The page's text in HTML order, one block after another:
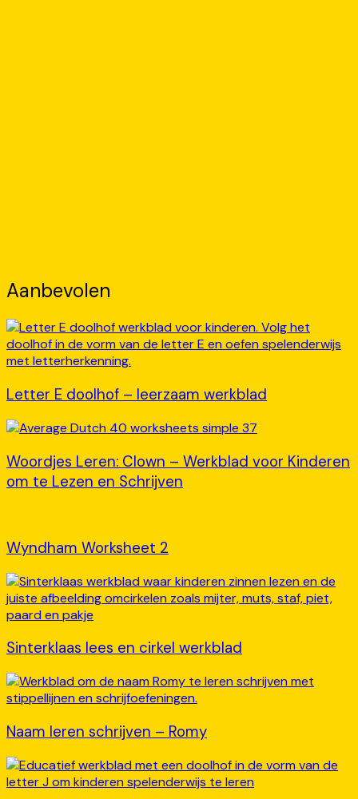
Aanbevolen
Letter E doolhof – leerzaam werkblad
Woordjes Leren: Clown – Werkblad voor Kinderen
om te Lezen en Schrijven
Wyndham Worksheet 2
Sinterklaas lees en cirkel werkblad
Naam leren schrijven – Romy